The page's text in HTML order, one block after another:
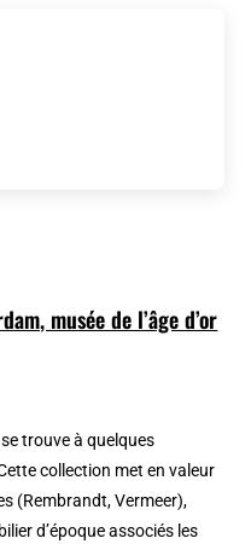
musée de l’âge d’or
se trouve à quelques
collection met en valeur
(Rembrandt, Vermeer),
d’époque associés les